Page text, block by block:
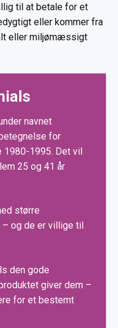
til at betale for et
eller kommer fra
eller miljømæssigt
navnet
for
1980-1995. Det vil
25 og 41 år
større
og de er villige til
den gode
giver dem –
for et bestemt